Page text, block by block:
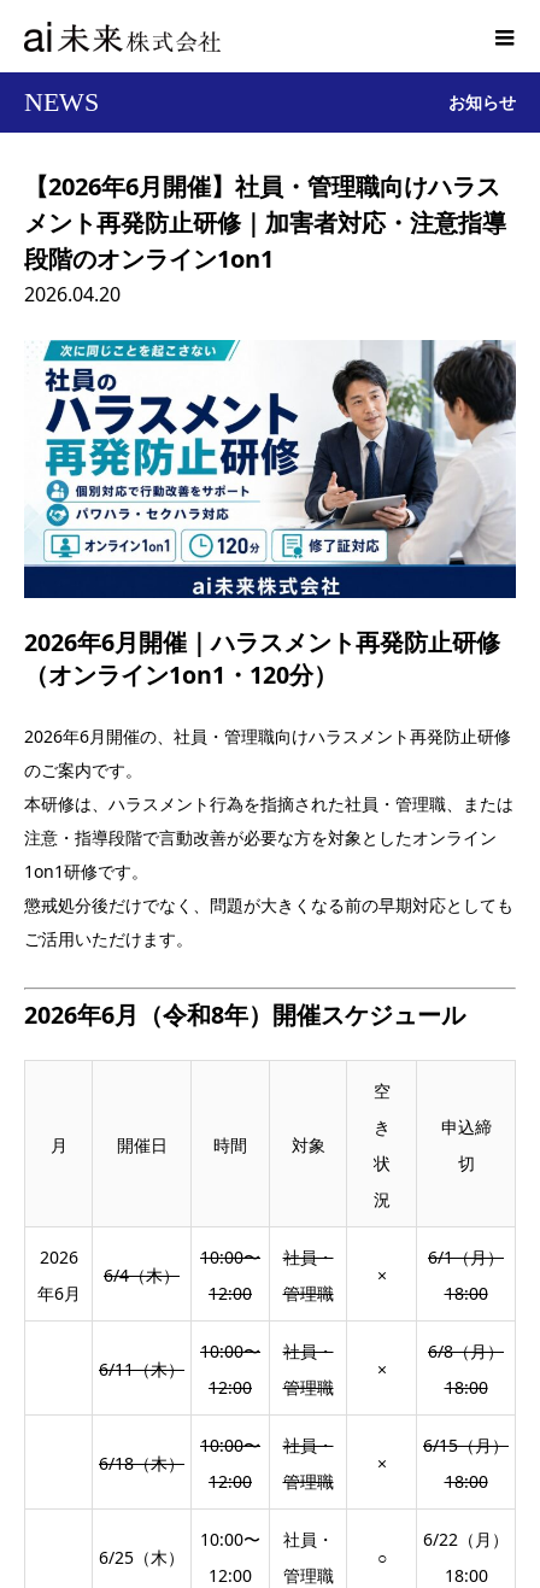
NEWS お知らせ
【2026年6月開催】社員・管理職向けハラス
メント再発防止研修｜加害者対応・注意指導
段階のオンライン1on1
2026.04.20
2026年6月開催｜ハラスメント再発防止研修
（オンライン1on1・120分）
2026年6月開催の、社員・管理職向けハラスメント再発防止研修
のご案内です。
本研修は、ハラスメント行為を指摘された社員・管理職、または
注意・指導段階で言動改善が必要な方を対象としたオンライン
1on1研修です。
懲戒処分後だけでなく、問題が大きくなる前の早期対応としても
ご活用いただけます。
2026年6月（令和8年）開催スケジュール
月 開催日 時間 対象
空
き
状
況
申込締
切
2026
年6月
6/4（木）
10:00〜
12:00
社員・
管理職
×
6/1（月）
18:00
6/11（木）
10:00〜
12:00
社員・
管理職
×
6/8（月）
18:00
6/18（木）
10:00〜
12:00
社員・
管理職
×
6/15（月）
18:00
6/25（木）
10:00〜
12:00
社員・
管理職
○
6/22（月）
18:00